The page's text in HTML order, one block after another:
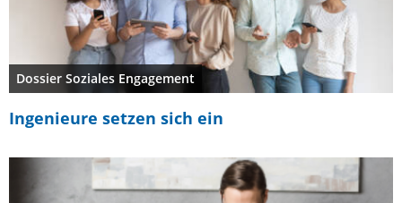
Dossier Soziales Engagement
Ingenieure setzen sich ein